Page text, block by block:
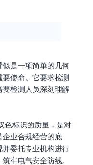
似是一项简单的几何
使命。它要求检测
要检测人员深刻理解
色标识的质量，是对
企业合规经营的底
并委托专业机构进行
牢电气安全防线。